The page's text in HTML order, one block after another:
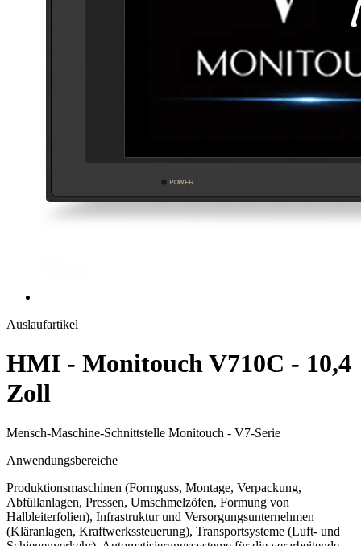
Auslaufartikel
HMI - Monitouch V710C - 10,4
Zoll
Mensch-Maschine-Schnittstelle Monitouch - V7-Serie
Anwendungsbereiche
Produktionsmaschinen (Formguss, Montage, Verpackung,
Abfüllanlagen, Pressen, Umschmelzöfen, Formung von
Halbleiterfolien), Infrastruktur und Versorgungsunternehmen
(Kläranlagen, Kraftwerkssteuerung), Transportsysteme (Luft- und